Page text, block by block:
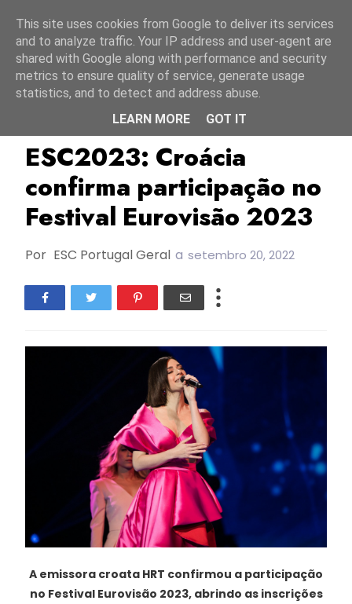
DORA 2023 ESC2023
ESC2023: Croácia
confirma participação no
Festival Eurovisão 2023
Por ESC Portugal Geral a setembro 20, 2022
A emissora croata HRT confirmou a participação
no Festival Eurovisão 2023, abrindo as inscrições
This site uses cookies from Google to deliver its services
and to analyze traffic. Your IP address and user-agent are
shared with Google along with performance and security
metrics to ensure quality of service, generate usage
statistics, and to detect and address abuse.
LEARN MORE
GOT IT